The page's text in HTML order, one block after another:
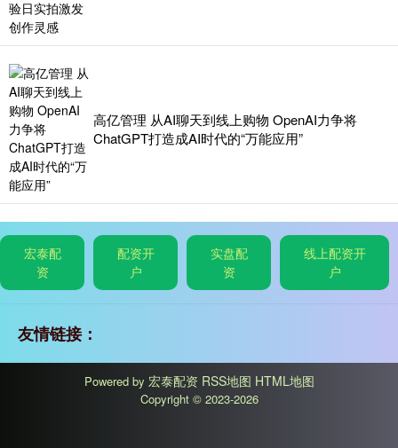
高亿管理 从AI聊天到线上购物 OpenAI力争将
ChatGPT打造成AI时代的“万能应用”
宏泰配
资
配资开
户
实盘配
资
线上配资开
户
友情链接：
Powered by 宏泰配资 RSS地图 HTML地图
Copyright © 2023-2026